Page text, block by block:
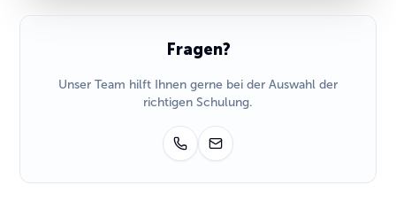
Fragen?
Unser Team hilft Ihnen gerne bei der Auswahl der
richtigen Schulung.